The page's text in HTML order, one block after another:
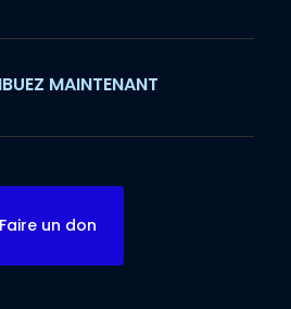
MAINTENANT
Faire un don